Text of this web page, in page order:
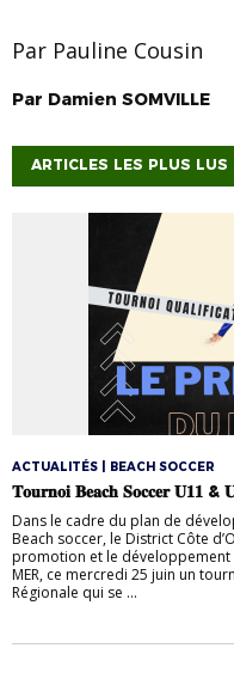
Par Pauline Cousin
Par Damien SOMVILLE
ARTICLES LES PLUS LUS
ACTUALITÉS | BEACH SOCCER
𝐓𝐨𝐮𝐫𝐧𝐨𝐢 𝐁𝐞𝐚𝐜𝐡 𝐒𝐨𝐜𝐜𝐞𝐫 𝐔𝟏𝟏 &
Dans le cadre du plan de
Beach soccer, le District Côte
promotion et le développement
MER, ce mercredi 25 juin un
Régionale qui se ...